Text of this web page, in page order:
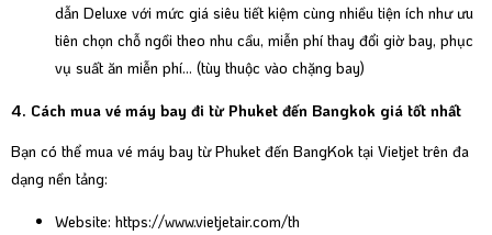
dẫn Deluxe với mức giá siêu tiết kiệm cùng nhiều tiện ích như ưu
tiên chọn chỗ ngồi theo nhu cầu, miễn phí thay đổi giờ bay, phục
vụ suất ăn miễn phí… (tùy thuộc vào chặng bay)
4. Cách mua vé máy bay đi từ Phuket đến Bangkok giá tốt nhất
Bạn có thể mua vé máy bay từ Phuket đến BangKok tại Vietjet trên đa
dạng nền tảng:
Website: https://www.vietjetair.com/th